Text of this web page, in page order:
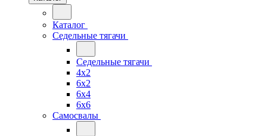
Каталог
Седельные тягачи
Седельные тягачи
4x2
6x2
6x4
6x6
Самосвалы